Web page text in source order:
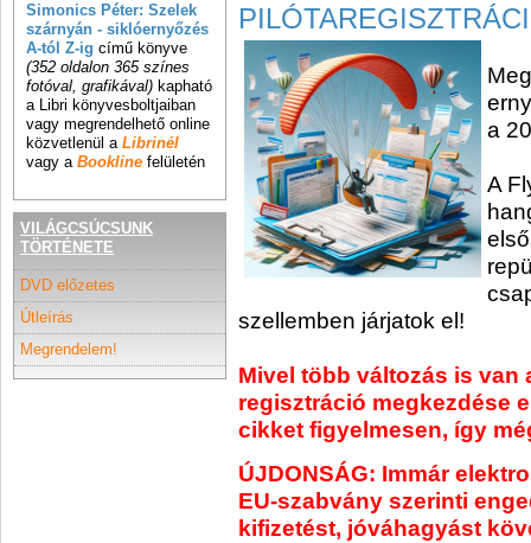
Simonics Péter: Szelek
szárnyán - siklóernyőzés
A-tól Z-ig című könyve
(352 oldalon 365 színes
fotóval, grafikával) kapható
a Libri könyvesboltjaiban
vagy megrendelhető online
közvetlenül a Librinél
vagy a Bookline felületén
VILÁGCSÚCSUNK
TÖRTÉNETE
DVD előzetes
Útleírás
Megrendelem!
a
A
szellemben járjatok el!
Mivel több változás is van
regisztráció megkezdése
cikket figyelmesen, így
ÚJDONSÁG: Immár
EU-szabvány szerinti
kifizetést, jóváhagyást